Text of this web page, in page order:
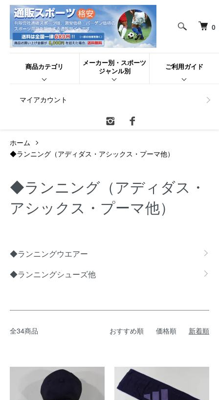
0
商品カテゴリ
メーカー別・スポーツ
ジャンル別
ご利用ガイド
マイアカウント
ホーム
◆ランニング（アディダス・アシックス・プーマ他）
◆ランニング（アディダス・
アシックス・プーマ他）
◆ランニングウエアー
◆ランニングシューズ他
全34商品 おすすめ順 価格順 新着順